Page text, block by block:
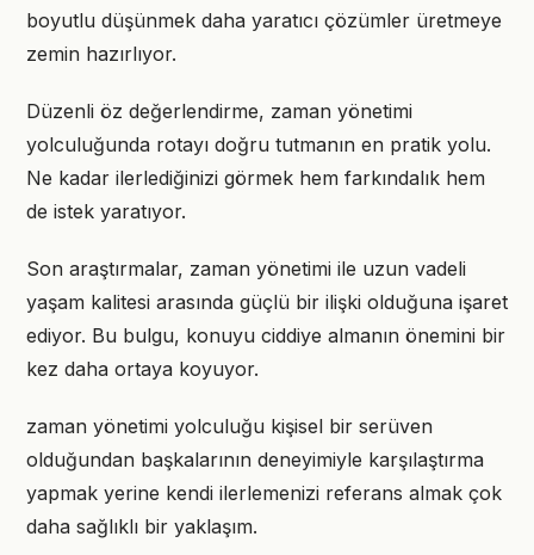
boyutlu düşünmek daha yaratıcı çözümler üretmeye
zemin hazırlıyor.
Düzenli öz değerlendirme, zaman yönetimi
yolculuğunda rotayı doğru tutmanın en pratik yolu.
Ne kadar ilerlediğinizi görmek hem farkındalık hem
de istek yaratıyor.
Son araştırmalar, zaman yönetimi ile uzun vadeli
yaşam kalitesi arasında güçlü bir ilişki olduğuna işaret
ediyor. Bu bulgu, konuyu ciddiye almanın önemini bir
kez daha ortaya koyuyor.
zaman yönetimi yolculuğu kişisel bir serüven
olduğundan başkalarının deneyimiyle karşılaştırma
yapmak yerine kendi ilerlemenizi referans almak çok
daha sağlıklı bir yaklaşım.